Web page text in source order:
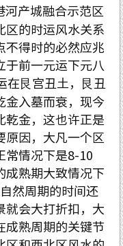
产城融合示范区
区的时运风水关系
不得时的必然应兆
于前一元运下元八
在艮宫丑土，艮丑
金入墓而衰，现今
乾金，这也许正是
原因，大凡一个区
常情况下是8-10
成熟期大致情况下
然周期的时间还
就会大打折扣，大
成熟周期的关键节